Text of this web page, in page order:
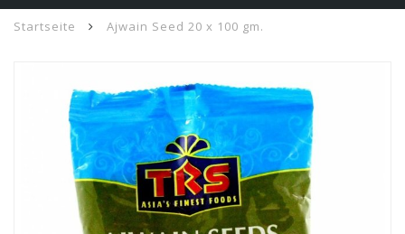
Startseite Ajwain Seed 20 x 100 gm.